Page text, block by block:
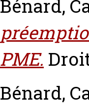
Bénard,
PME.
Bénard,